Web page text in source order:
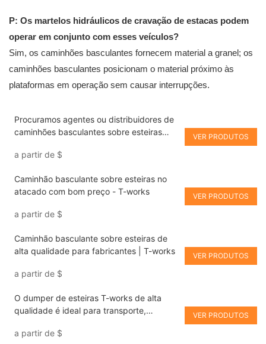
P: Os martelos hidráulicos de cravação de estacas podem
operar em conjunto com esses veículos?
Sim, os caminhões basculantes fornecem material a granel; os
caminhões basculantes posicionam o material próximo às
plataformas em operação sem causar interrupções.
Procuramos agentes ou distribuidores de
caminhões basculantes sobre esteiras
fabricados na China | T-works
a partir de $
VER PRODUTOS
Caminhão basculante sobre esteiras no
atacado com bom preço - T-works
a partir de $
VER PRODUTOS
Caminhão basculante sobre esteiras de
alta qualidade para fabricantes | T-works
a partir de $
VER PRODUTOS
O dumper de esteiras T-works de alta
qualidade é ideal para transporte,
a partir de $
VER PRODUTOS